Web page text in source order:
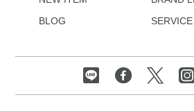
BLOG
SERVICE